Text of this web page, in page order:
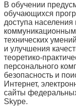
В обучении
обучающихся
доступа
технических
и улучшения
теоретико-
персонального
безопасность и
Интернет,
сайты
Skype.